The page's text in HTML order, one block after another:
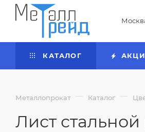
КАТАЛОГ
Металлопрокат — Каталог —
Лист